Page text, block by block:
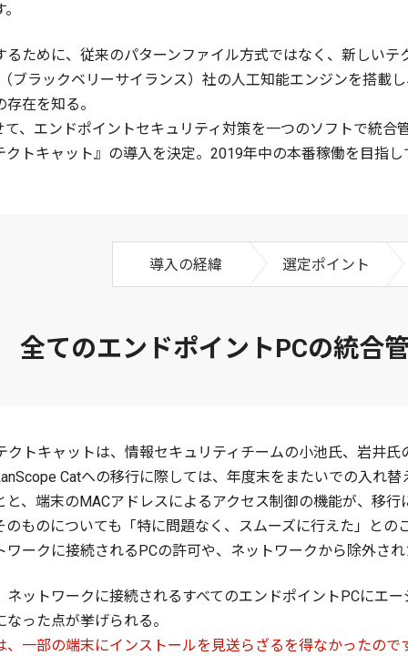
るために、従来のパターンファイル方式ではなく、新しい
ブラックベリーサイランス）社の人工知能エンジンを搭載
在を知る。
て、エンドポイントセキュリティ対策を一つのソフトで統
トキャット』の導入を決定。2019年中の本番稼働を目指し
全てのエンドポイントPCの統合
導入の経緯 選定ポイント
クトキャットは、情報セキュリティチームの小池氏、岩井氏
Catへの移行に際しては、年度末をまたいでの入れ
、端末のMACアドレスによるアクセス制御の機能が、移行
のものについても「特に問題なく、スムーズに行えた」との
ークに接続されるPCの許可や、ネットワークから除外され
ネットワークに接続されるすべてのエンドポイントPCにエ
った点が挙げられる。
、一部の端末にインストールを見送らざるを得なかったの